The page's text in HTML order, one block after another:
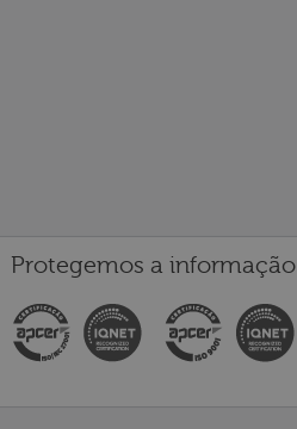
Protegemos a informação